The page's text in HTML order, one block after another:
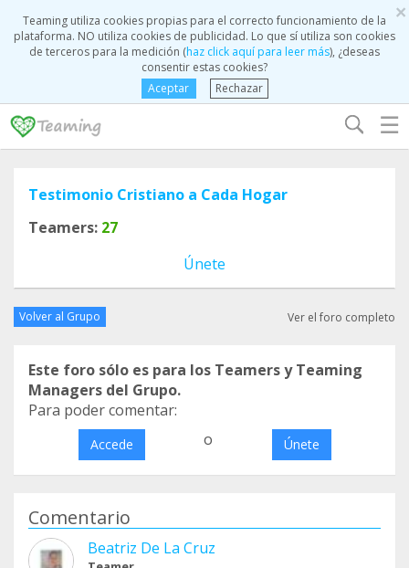
×
Teaming utiliza cookies propias para el correcto funcionamiento de la
plataforma. NO utiliza cookies de publicidad. Lo que sí utiliza son cookies
de terceros para la medición (haz click aquí para leer más), ¿deseas
consentir estas cookies?
Aceptar
Rechazar
☰
Testimonio Cristiano a Cada Hogar
Teamers: 27
Únete
Volver al Grupo Ver el foro completo
Este foro sólo es para los Teamers y Teaming
Managers del Grupo.
Para poder comentar:
Accede o Únete
Comentario
Beatriz De La Cruz